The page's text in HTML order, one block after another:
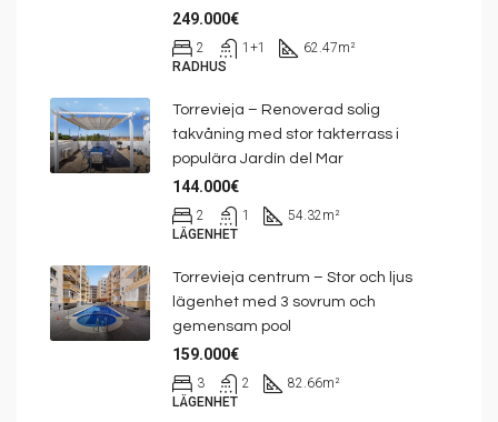
249.000€
2 1+1 62.47m²
RADHUS
Torrevieja – Renoverad solig
takvåning med stor takterrass i
populära Jardín del Mar
144.000€
2 1 54.32m²
LÄGENHET
Torrevieja centrum – Stor och ljus
lägenhet med 3 sovrum och
gemensam pool
159.000€
3 2 82.66m²
LÄGENHET